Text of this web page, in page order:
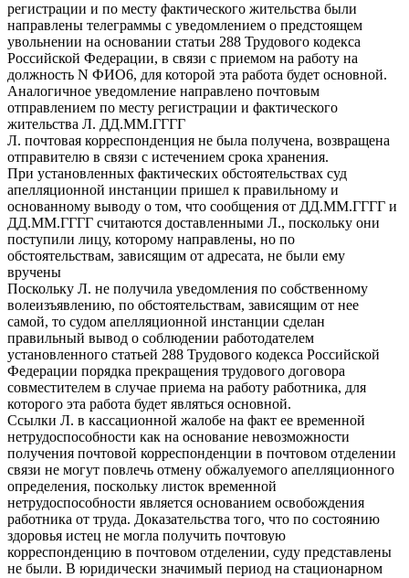
регистрации и по месту фактического жительства были
направлены телеграммы с уведомлением о предстоящем
увольнении на основании статьи 288 Трудового кодекса
Российской Федерации, в связи с приемом на работу на
должность N ФИО6, для которой эта работа будет основной.
Аналогичное уведомление направлено почтовым
отправлением по месту регистрации и фактического
жительства Л. ДД.ММ.ГГГГ
Л. почтовая корреспонденция не была получена, возвращена
отправителю в связи с истечением срока хранения.
При установленных фактических обстоятельствах суд
апелляционной инстанции пришел к правильному и
основанному выводу о том, что сообщения от ДД.ММ.ГГГГ и
ДД.ММ.ГГГГ считаются доставленными Л., поскольку они
поступили лицу, которому направлены, но по
обстоятельствам, зависящим от адресата, не были ему
вручены
Поскольку Л. не получила уведомления по собственному
волеизъявлению, по обстоятельствам, зависящим от нее
самой, то судом апелляционной инстанции сделан
правильный вывод о соблюдении работодателем
установленного статьей 288 Трудового кодекса Российской
Федерации порядка прекращения трудового договора
совместителем в случае приема на работу работника, для
которого эта работа будет являться основной.
Ссылки Л. в кассационной жалобе на факт ее временной
нетрудоспособности как на основание невозможности
получения почтовой корреспонденции в почтовом отделении
связи не могут повлечь отмену обжалуемого апелляционного
определения, поскольку листок временной
нетрудоспособности является основанием освобождения
работника от труда. Доказательства того, что по состоянию
здоровья истец не могла получить почтовую
корреспонденцию в почтовом отделении, суду представлены
не были. В юридически значимый период на стационарном